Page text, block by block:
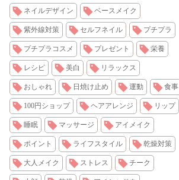
ネイルデザイン ベースメイク
紫外線対策 セルフネイル プチプラ
プチプラコスメ プレゼント 栄養
レシピ 美白 リラックス
おしゃれ 日焼け止め 運動 食事
100円ショップ ヘアアレンジ リップ
睡眠 マッサージ アイメイク
ポイント ライフスタイル 乾燥対策
大人メイク ストレス チーク